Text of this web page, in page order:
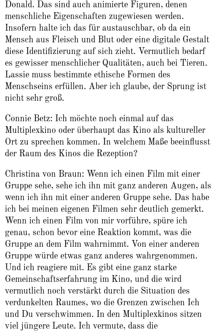
Donald. Das sind auch animierte Figuren, denen
menschliche Eigenschaften zugewiesen werden.
Insofern halte ich das für austauschbar, ob da ein
Mensch aus Fleisch und Blut oder eine digitale Gestalt
diese Identifizierung auf sich zieht. Vermutlich bedarf
es gewisser menschlicher Qualitäten, auch bei Tieren.
Lassie muss bestimmte ethische Formen des
Menschseins erfüllen. Aber ich glaube, der Sprung ist
nicht sehr groß.
Connie Betz: Ich möchte noch einmal auf das
Multiplexkino oder überhaupt das Kino als kultureller
Ort zu sprechen kommen. In welchem Maße beeinflusst
der Raum des Kinos die Rezeption?
Christina von Braun: Wenn ich einen Film mit einer
Gruppe sehe, sehe ich ihn mit ganz anderen Augen, als
wenn ich ihn mit einer anderen Gruppe sehe. Das habe
ich bei meinen eigenen Filmen sehr deutlich gemerkt.
Wenn ich einen Film von mir vorführe, spüre ich
genau, schon bevor eine Reaktion kommt, was die
Gruppe an dem Film wahrnimmt. Von einer anderen
Gruppe würde etwas ganz anderes wahrgenommen.
Und ich reagiere mit. Es gibt eine ganz starke
Gemeinschaftserfahrung im Kino, und die wird
vermutlich noch verstärkt durch die Situation des
verdunkelten Raumes, wo die Grenzen zwischen Ich
und Du verschwimmen. In den Multiplexkinos sitzen
viel jüngere Leute. Ich vermute, dass die